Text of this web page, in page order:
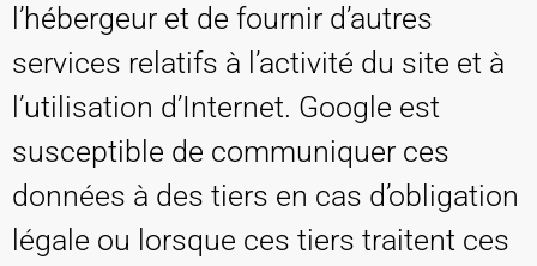
l’hébergeur et de fournir d’autres
services relatifs à l’activité du site et à
l’utilisation d’Internet. Google est
susceptible de communiquer ces
données à des tiers en cas d’obligation
légale ou lorsque ces tiers traitent ces